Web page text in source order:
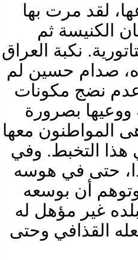
لقد مرت بها
الكنيسة ثم
نكبة العراق
صدام حسين لم
نضج مكونات
ووعيها بصرورة
المواطنون معها
التخبط. وفي
حتى في هوسه
أن بوسعه
غير مؤهل له
القذافي وحتى